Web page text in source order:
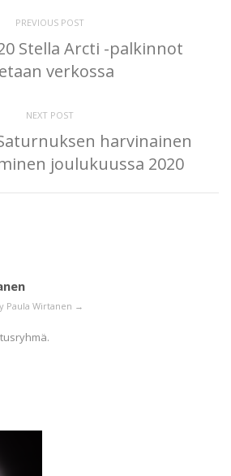
PREVIOUS POST
Stella Arcti -palkinnot
verkossa
NEXT POST
harvinainen
joulukuussa 2020
Paula Wirtanen →